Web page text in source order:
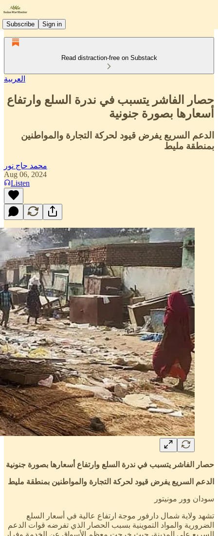
Subscribe Sign in
Read distraction-free on Substack
العربية
حصار الفاشر يتسبب في ندرة السلع وارتفاع
أسعارها بصورة جنونية
الدعم السريع يفرض قيود لحركة التجارة والمواطنين
بمنطقة مليط
محمد حاج نور
Aug 06, 2024
Listen
حصار الفاشر يتسبب في ندرة السلع وارتفاع أسعارها بصورة جنونية
الدعم السريع يفرض قيود لحركة التجارة والمواطنين بمنطقة مليط
سودان وور مونيتور
تشهد ولاية شمال دارفور موجة ارتفاع عالية في أسعار السلع
الضرورية والمواد التموينية بسبب الحصار الذي تفرضه قوات الدعم
السريع على المدينة، حيث خرجت معظم الأسواق عن الخدمة وفرار